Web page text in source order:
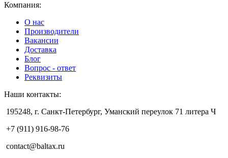
Компания:
О нас
Производители
Вакансии
Доставка
Блог
Вопрос - ответ
Реквизиты
Наши контакты:
195248, г. Санкт-Петербург, Уманский переулок 71 литера Ч
+7 (911) 916-98-76
contact@baltax.ru